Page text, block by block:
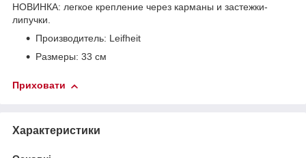
НОВИНКА: легкое крепление через карманы и застежки-
липучки.
Производитель: Leifheit
Размеры: 33 см
Приховати
Характеристики